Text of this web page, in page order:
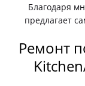
Благодаря
предлагает
Ремонт